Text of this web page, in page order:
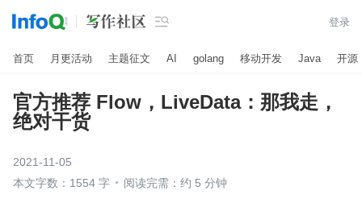
 登录
首页 月更活动 主题征文 AI golang 移动开发 Java 开源
官方推荐 Flow，LiveData：那我走，
绝对干货
2021-11-05
本文字数：1554 字
阅读完需：约 5 分钟